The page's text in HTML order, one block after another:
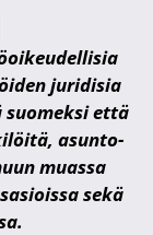
juridisia
että
asunto-
muassa
sekä